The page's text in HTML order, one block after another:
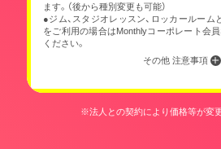
ます。（後から種別変更も可能）
●ジム、スタジオレッスン、ロッカールーム
をご利用の場合はMonthlyコーポレート会
ください。
その他 注意事項
※法人との契約により価格等が変